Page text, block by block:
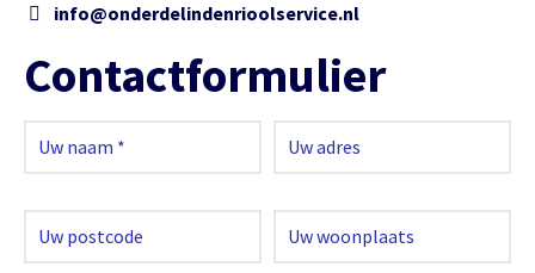
info@onderdelindenrioolservice.nl
Contactformulier